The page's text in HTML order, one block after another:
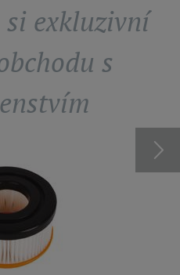
exkluzivní
s